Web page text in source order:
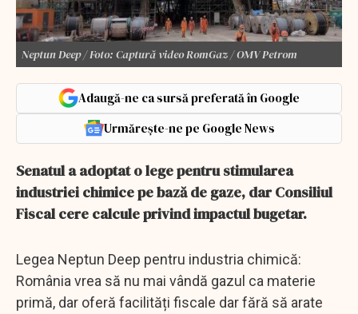
Neptun Deep / Foto: Captură video RomGaz / OMV Petrom
Adaugă-ne ca sursă preferată în Google
Urmărește-ne pe Google News
Senatul a adoptat o lege pentru stimularea
industriei chimice pe bază de gaze, dar Consiliul
Fiscal cere calcule privind impactul bugetar.
Legea Neptun Deep pentru industria chimică:
România vrea să nu mai vândă gazul ca materie
primă, dar oferă facilități fiscale dar fără să arate